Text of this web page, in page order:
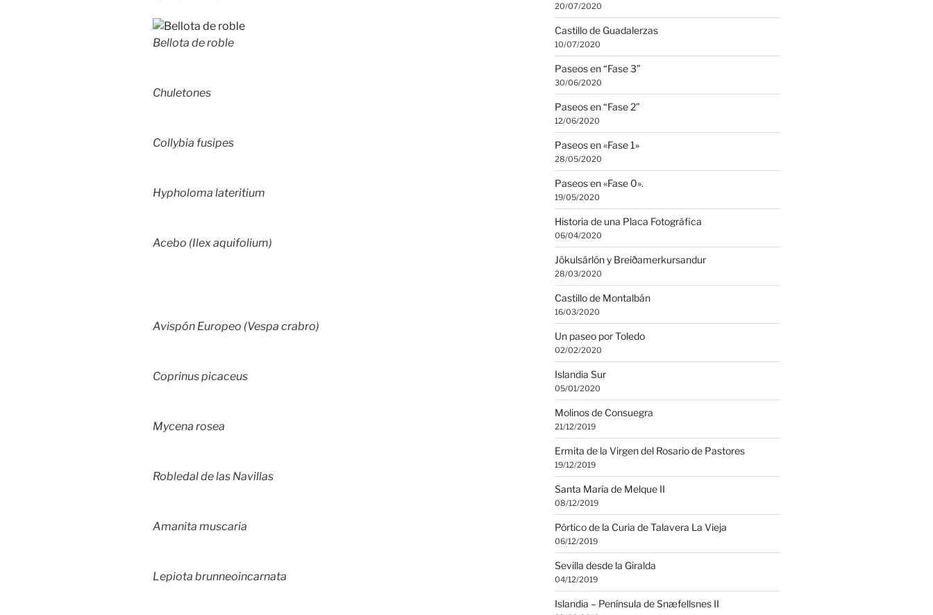
Bellota de roble
Chuletones
Collybia fusipes
Hypholoma lateritium
Acebo (Ilex aquifolium)
Avispón Europeo (Vespa crabro)
Coprinus picaceus
Mycena rosea
Robledal de las Navillas
Amanita muscaria
Lepiota brunneoincarnata
20/07/2020
Castillo de Guadalerzas
10/07/2020
Paseos en “Fase 3”
30/06/2020
Paseos en “Fase 2”
12/06/2020
Paseos en «Fase 1»
28/05/2020
Paseos en «Fase 0».
19/05/2020
Historia de una Placa Fotográfica
06/04/2020
Jökulsárlón y Breiðamerkursandur
28/03/2020
Castillo de Montalbán
16/03/2020
Un paseo por Toledo
02/02/2020
Islandia Sur
05/01/2020
Molinos de Consuegra
21/12/2019
Ermita de la Virgen del Rosario de Pastores
19/12/2019
Santa María de Melque II
08/12/2019
Pórtico de la Curia de Talavera La Vieja
06/12/2019
Sevilla desde la Giralda
04/12/2019
Islandia – Península de Snæfellsnes II